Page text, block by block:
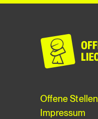
Offene Stellen
Impressum